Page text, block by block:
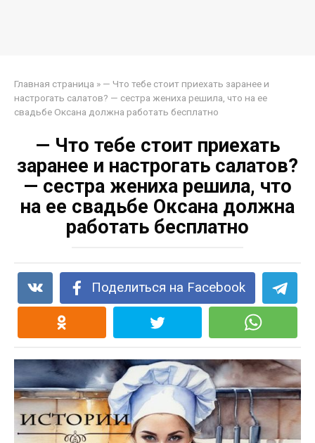
Главная страница » — Что тебе стоит приехать заранее и
настрогать салатов? — сестра жениха решила, что на ее
свадьбе Оксана должна работать бесплатно
— Что тебе стоит приехать
заранее и настрогать салатов?
— сестра жениха решила, что
на ее свадьбе Оксана должна
работать бесплатно
Поделиться на Facebook